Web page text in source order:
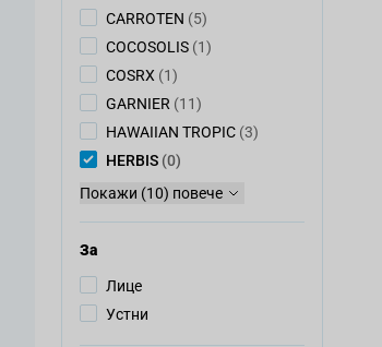
CARROTEN (5)
COCOSOLIS (1)
COSRX (1)
GARNIER (11)
HAWAIIAN TROPIC (3)
HERBIS (0)
Покажи (10) повече
За
Лице
Устни